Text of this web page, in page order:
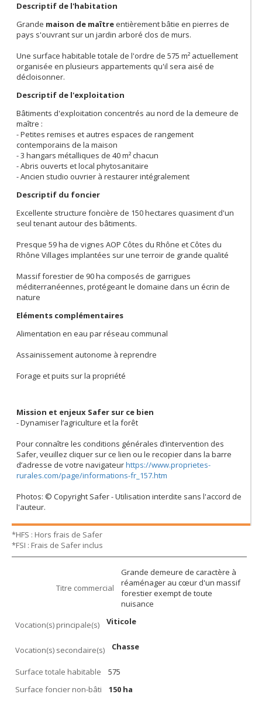
Descriptif de l'habitation
Grande maison de maîtreentièrement bâtie en pierres de
pays s'ouvrant sur un jardin arboré clos de murs.
Une surface habitable totale de l'ordre de 575 m² actuellement
organisée en plusieurs appartements qu'il sera aisé de
décloisonner.
Descriptif de l'exploitation
Bâtiments d'exploitation concentrés au nord de la demeure de
maître :
- Petites remises et autres espaces de rangement
contemporains de la maison
- 3 hangars métalliques de 40 m² chacun
- Abris ouverts et local phytosanitaire
- Ancien studio ouvrier à restaurer intégralement
Descriptif du foncier
Excellente structure foncière de 150 hectares quasiment d'un
seul tenant autour des bâtiments.
Presque 59 ha de vignes AOP Côtes du Rhône et Côtes du
Rhône Villages implantées sur une terroir de grande qualité
Massif forestier de 90 ha composés de garrigues
méditerranéennes, protégeant le domaine dans un écrin de
nature
Eléments complémentaires
Alimentation en eau par réseau communal
Assainissement autonome à reprendre
Forage et puits sur la propriété
Mission et enjeux Safer sur ce bien
- Dynamiser l’agriculture et la forêt
Pour connaître les conditions générales d’intervention des
Safer, veuillez cliquer sur ce lien ou le recopier dans la barre
d’adresse de votre navigateurhttps://www.proprietes-
rurales.com/page/informations-fr_157.htm
Photos: © Copyright Safer - Utilisation interdite sans l'accord de
l'auteur.
*HFS : Hors frais de Safer
*FSI : Frais de Safer inclus
Titre commercial
Grande demeure de caractère à
réaménager au cœur d'un massif
forestier exempt de toute
nuisance
Vocation(s) principale(s)
Viticole
Vocation(s) secondaire(s) Chasse
Surface totale habitable
575
Surface foncier non-bâti
150 ha